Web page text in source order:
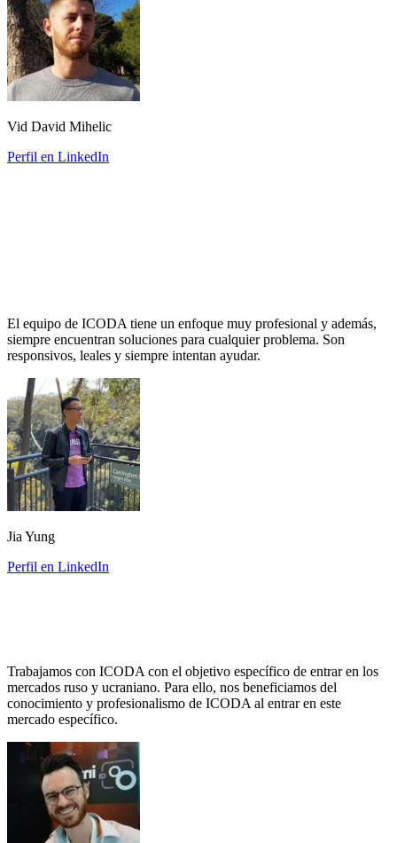
Vid David Mihelic
Perfil en LinkedIn
El equipo de ICODA tiene un enfoque muy profesional y además,
siempre encuentran soluciones para cualquier problema. Son
responsivos, leales y siempre intentan ayudar.
Jia Yung
Perfil en LinkedIn
Trabajamos con ICODA con el objetivo específico de entrar en los
mercados ruso y ucraniano. Para ello, nos beneficiamos del
conocimiento y profesionalismo de ICODA al entrar en este
mercado específico.